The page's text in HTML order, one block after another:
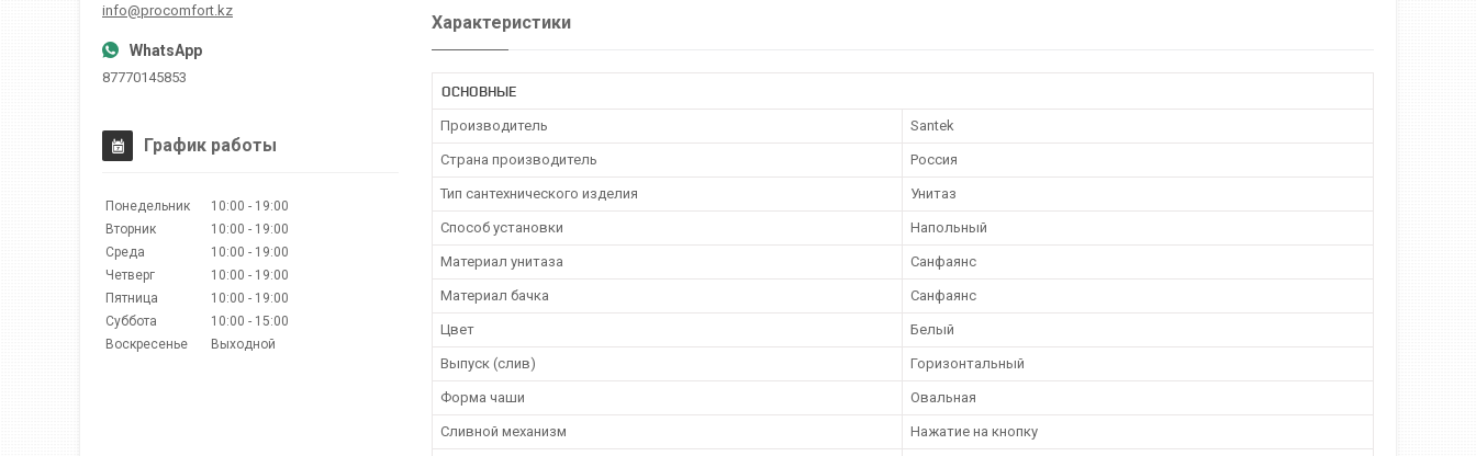
Характеристики
ОСНОВНЫЕ
Производитель Santek
Страна производитель Россия
Тип сантехнического изделия Унитаз
Способ установки Напольный
Материал унитаза Санфаянс
Материал бачка Санфаянс
Цвет Белый
Выпуск (слив) Горизонтальный
Форма чаши Овальная
Сливной механизм Нажатие на кнопку
info@procomfort.kz
87770145853
График работы
Понедельник 10:00
19:00
Вторник
10:00
19:00
Среда
10:00
19:00
Четверг
10:00
19:00
Пятница
10:00
19:00
Суббота
10:00
15:00
Воскресенье
Выходной